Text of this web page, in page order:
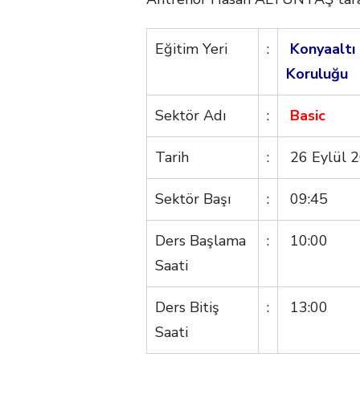
Eğitim Yeri :
Koruluğu
Sektör Adı : Basic
Tarih : 26 Eylül
Sektör Başı : 09:45
Ders Başlama
Saati
: 10:00
Ders Bitiş
Saati
: 13:00